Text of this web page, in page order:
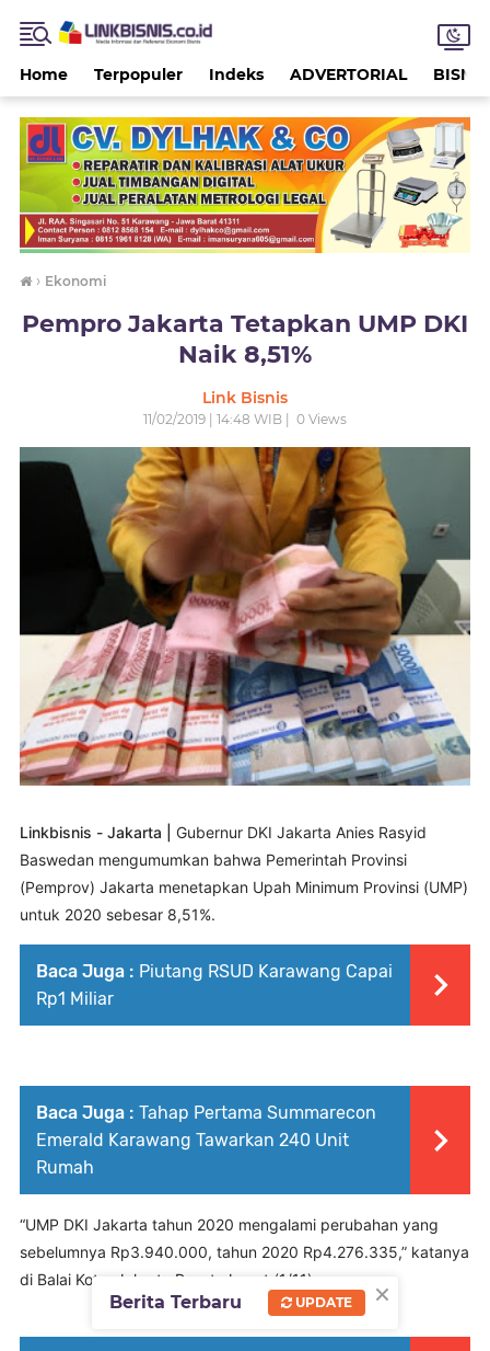
Home Terpopuler Indeks ADVERTORIAL BISNIS
› Ekonomi
Pempro Jakarta Tetapkan UMP DKI
Naik 8,51%
Link Bisnis
11/02/2019 | 14:48 WIB | 0 Views
Linkbisnis - Jakarta |
Gubernur DKI Jakarta Anies Rasyid
Baswedan mengumumkan bahwa Pemerintah Provinsi
(Pemprov) Jakarta menetapkan Upah Minimum Provinsi (UMP)
untuk 2020 sebesar 8,51%.
Baca Juga : Piutang RSUD Karawang Capai
Rp1 Miliar
Baca Juga : Tahap Pertama Summarecon
Emerald Karawang Tawarkan 240 Unit
Rumah
“UMP DKI Jakarta tahun 2020 mengalami perubahan yang
sebelumnya Rp3.940.000, tahun 2020 Rp4.276.335,” katanya
di Balai Kota, Jakarta Pusat, Jumat (1/11).
×
Berita Terbaru UPDATE